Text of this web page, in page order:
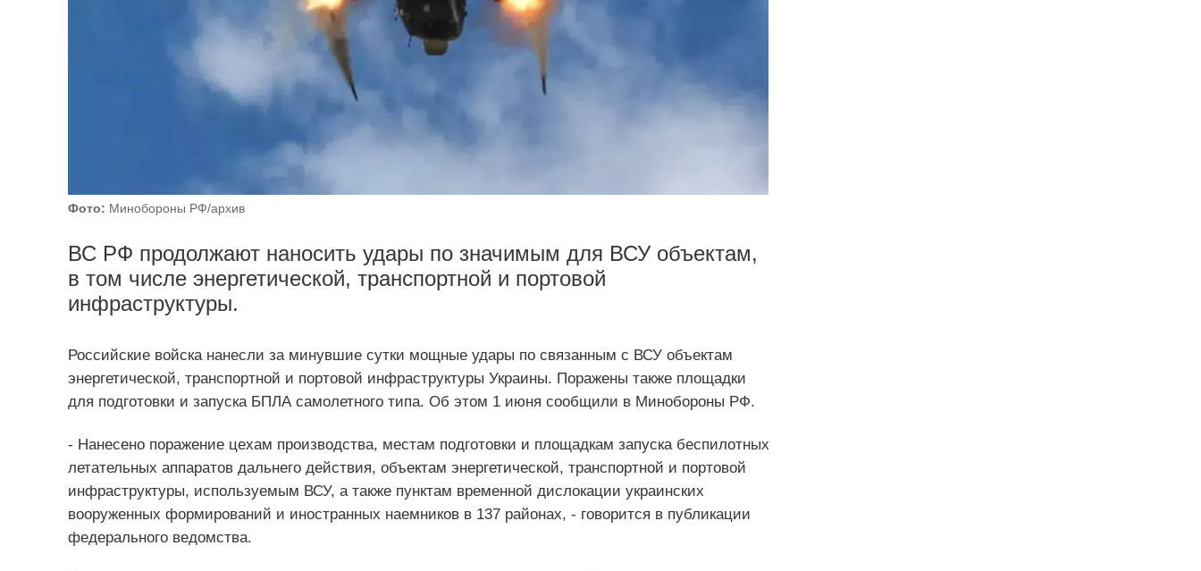
Фото: Минобороны РФ/архив
ВС РФ продолжают наносить удары по значимым для ВСУ объектам,
в том числе энергетической, транспортной и портовой
инфраструктуры.
Российские войска нанесли за минувшие сутки мощные удары по связанным с ВСУ объектам
энергетической, транспортной и портовой инфраструктуры Украины. Поражены также площадки
для подготовки и запуска БПЛА самолетного типа. Об этом 1 июня сообщили в Минобороны РФ.
- Нанесено поражение цехам производства, местам подготовки и площадкам запуска беспилотных
летательных аппаратов дальнего действия, объектам энергетической, транспортной и портовой
инфраструктуры, используемым ВСУ, а также пунктам временной дислокации украинских
вооруженных формирований и иностранных наемников в 137 районах, - говорится в публикации
федерального ведомства.